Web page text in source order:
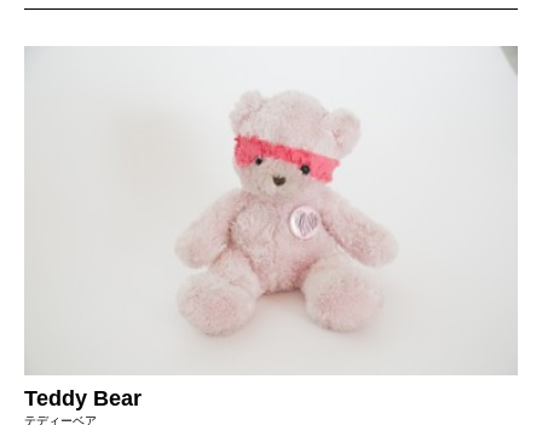
Teddy Bear
テディーベア